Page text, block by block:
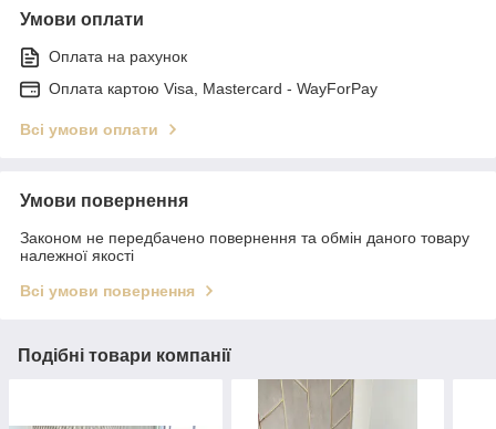
Умови оплати
Оплата на рахунок
Оплата картою Visa, Mastercard - WayForPay
Всі умови оплати
Умови повернення
Законом не передбачено повернення та обмін даного товару
належної якості
Всі умови повернення
Подібні товари компанії